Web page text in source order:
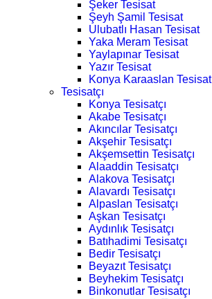
Şeker Tesisat
Şeyh Şamil Tesisat
Ulubatlı Hasan Tesisat
Yaka Meram Tesisat
Yaylapınar Tesisat
Yazır Tesisat
Konya Karaaslan Tesisat
Tesisatçı
Konya Tesisatçı
Akabe Tesisatçı
Akıncılar Tesisatçı
Akşehir Tesisatçı
Akşemsettin Tesisatçı
Alaaddin Tesisatçı
Alakova Tesisatçı
Alavardı Tesisatçı
Alpaslan Tesisatçı
Aşkan Tesisatçı
Aydınlık Tesisatçı
Batıhadimi Tesisatçı
Bedir Tesisatçı
Beyazıt Tesisatçı
Beyhekim Tesisatçı
Binkonutlar Tesisatçı